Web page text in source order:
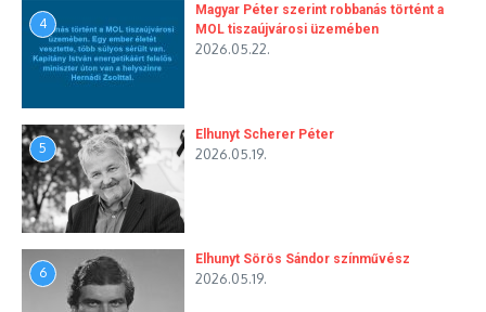
4
Magyar Péter szerint robbanás történt a
MOL tiszaújvárosi üzemében
2026.05.22.
5
Elhunyt Scherer Péter
2026.05.19.
6
Elhunyt Sörös Sándor színművész
2026.05.19.